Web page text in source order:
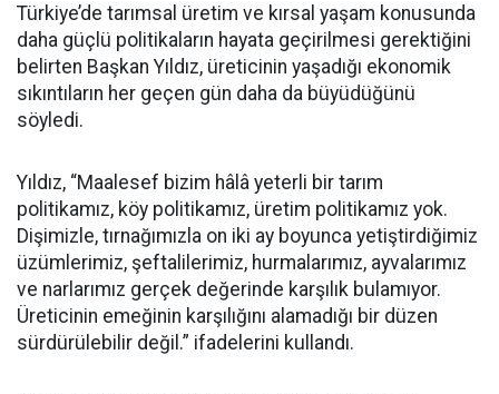
Türkiye’de tarımsal üretim ve kırsal yaşam konusunda
daha güçlü politikaların hayata geçirilmesi gerektiğini
belirten Başkan Yıldız, üreticinin yaşadığı ekonomik
sıkıntıların her geçen gün daha da büyüdüğünü
söyledi.
Yıldız, “Maalesef bizim hâlâ yeterli bir tarım
politikamız, köy politikamız, üretim politikamız yok.
Dişimizle, tırnağımızla on iki ay boyunca yetiştirdiğimiz
üzümlerimiz, şeftalilerimiz, hurmalarımız, ayvalarımız
ve narlarımız gerçek değerinde karşılık bulamıyor.
Üreticinin emeğinin karşılığını alamadığı bir düzen
sürdürülebilir değil.” ifadelerini kullandı.